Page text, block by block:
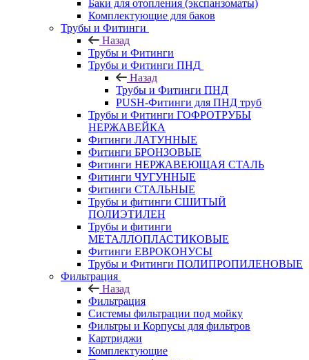
Баки для отопления (экспанзоматы)
Комплектующие для баков
Трубы и Фитинги
Назад
Трубы и Фитинги
Трубы и Фитинги ПНД
Назад
Трубы и Фитинги ПНД
PUSH-Фитинги для ПНД труб
Трубы и Фитинги ГОФРОТРУБЫ
НЕРЖАВЕЙКА
Фитинги ЛАТУННЫЕ
Фитинги БРОНЗОВЫЕ
Фитинги НЕРЖАВЕЮЩАЯ СТАЛЬ
Фитинги ЧУГУННЫЕ
Фитинги СТАЛЬНЫЕ
Трубы и фитинги СШИТЫЙ
ПОЛИЭТИЛЕН
Трубы и фитинги
МЕТАЛЛОПЛАСТИКОВЫЕ
Фитинги ЕВРОКОНУСЫ
Трубы и Фитинги ПОЛИПРОПИЛЕНОВЫЕ
Фильтрация
Назад
Фильтрация
Системы фильтрации под мойку
Фильтры и Корпусы для фильтров
Картриджи
Комплектующие